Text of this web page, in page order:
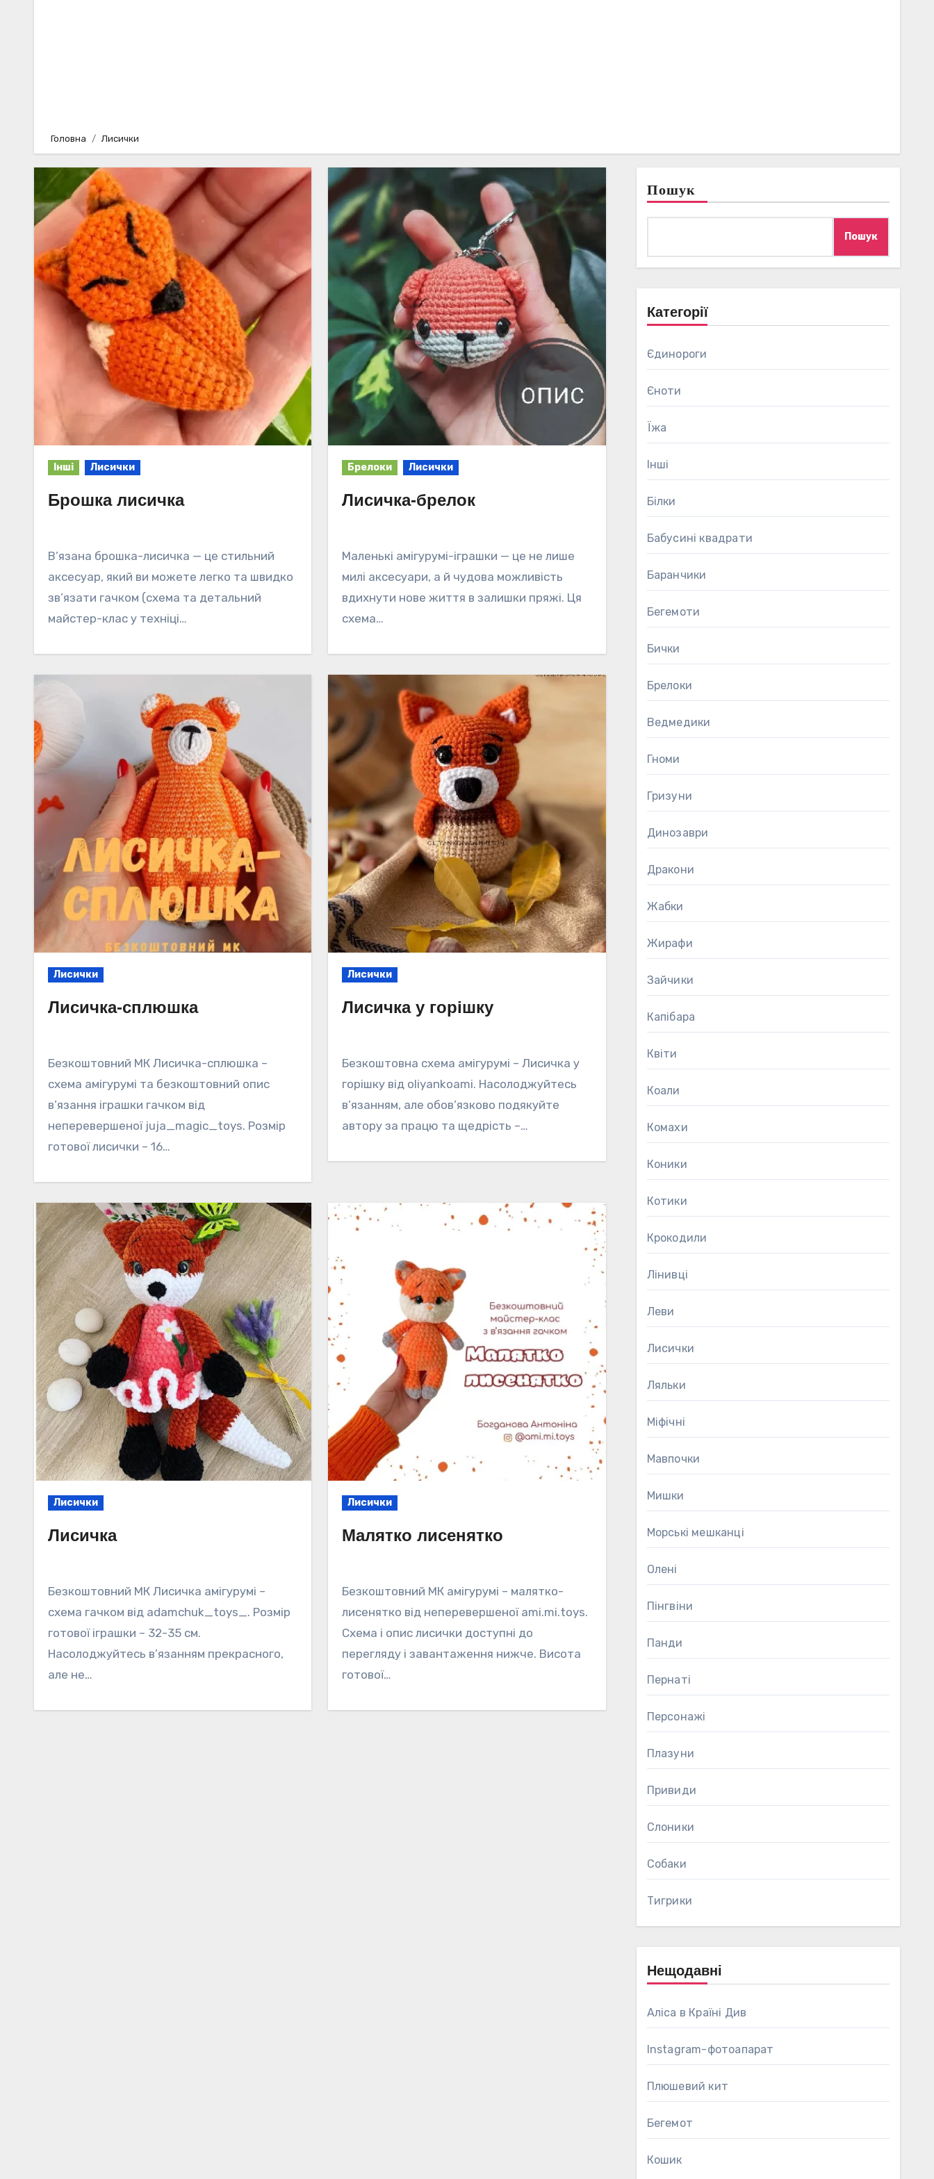
Головна Лисички
Інші Лисички
Брошка лисичка
В’язана брошка-лисичка — це стильний
аксесуар, який ви можете легко та швидко
зв’язати гачком (схема та детальний
майстер-клас у техніці…
Брелоки Лисички
Лисичка-брелок
Маленькі амігурумі-іграшки — це не лише
милі аксесуари, а й чудова можливість
вдихнути нове життя в залишки пряжі. Ця
схема…
Лисички
Лисичка-сплюшка
Безкоштовний МК Лисичка-сплюшка –
схема амігурумі та безкоштовний опис
в’язання іграшки гачком від
неперевершеної juja_magic_toys. Розмір
готової лисички – 16…
Лисички
Лисичка у горішку
Безкоштовна схема амігурумі – Лисичка у
горішку від oliyankoami. Насолоджуйтесь
в’язанням, але обов’язково подякуйте
автору за працю та щедрість –…
Лисички
Лисичка
Безкоштовний МК Лисичка амігурумі –
схема гачком від adamchuk_toys_. Розмір
готової іграшки – 32-35 см.
Насолоджуйтесь в’язанням прекрасного,
але не…
Лисички
Малятко лисенятко
Безкоштовний МК амігурумі – малятко-
лисенятко від неперевершеної ami.mi.toys.
Схема і опис лисички доступні до
перегляду і завантаження нижче. Висота
готової…
Пошук
Пошук
Категорії
Єдинороги
Єноти
Їжа
Інші
Білки
Бабусині квадрати
Баранчики
Бегемоти
Бички
Брелоки
Ведмедики
Гноми
Гризуни
Динозаври
Дракони
Жабки
Жирафи
Зайчики
Капібара
Квіти
Коали
Комахи
Коники
Котики
Крокодили
Лінивці
Леви
Лисички
Ляльки
Міфічні
Мавпочки
Мишки
Морські мешканці
Олені
Пінгвіни
Панди
Пернаті
Персонажі
Плазуни
Привиди
Слоники
Собаки
Тигрики
Нещодавні
Аліса в Країні Див
Instagram-фотоапарат
Плюшевий кит
Бегемот
Кошик